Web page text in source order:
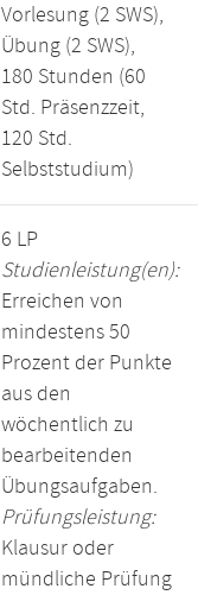
Vorlesung (2 SWS),
Übung (2 SWS),
180 Stunden (60
Std. Präsenzzeit,
120 Std.
Selbststudium)
6 LP
Studienleistung(en):
Erreichen von
mindestens 50
Prozent der Punkte
aus den
wöchentlich zu
bearbeitenden
Übungsaufgaben.
Prüfungsleistung:
Klausur oder
mündliche Prüfung